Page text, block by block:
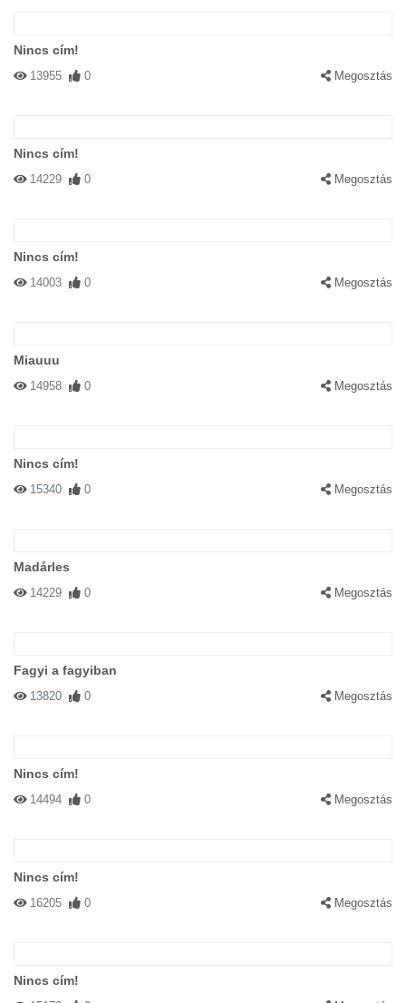
Nincs cím!
13955 0 Megosztás
Nincs cím!
14229 0 Megosztás
Nincs cím!
14003 0 Megosztás
Miauuu
14958 0 Megosztás
Nincs cím!
15340 0 Megosztás
Madárles
14229 0 Megosztás
Fagyi a fagyiban
13820 0 Megosztás
Nincs cím!
14494 0 Megosztás
Nincs cím!
16205 0 Megosztás
Nincs cím!